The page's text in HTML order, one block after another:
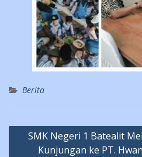
Berita
Post
navigation
SMK Negeri 1 Batealit
Kunjungan ke PT.